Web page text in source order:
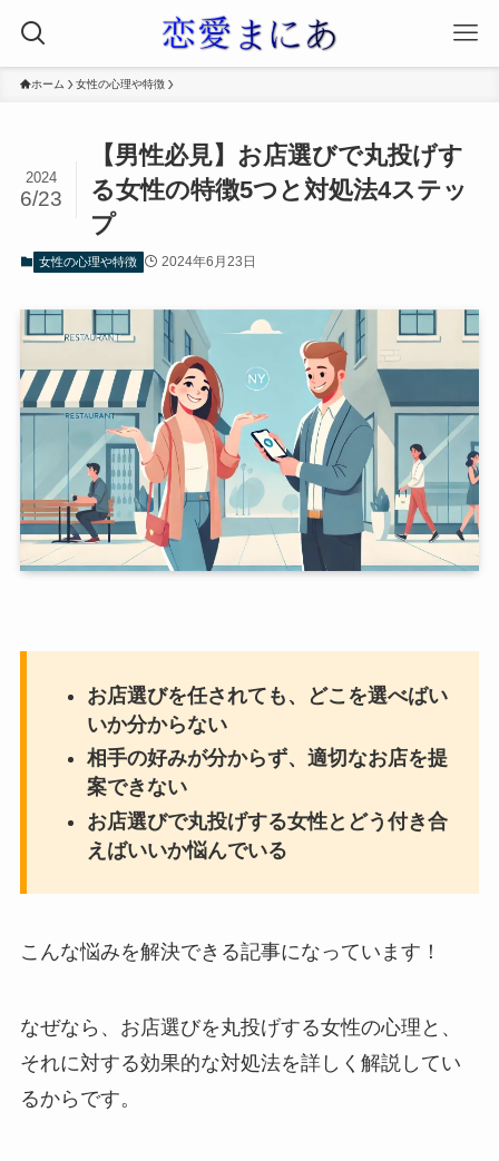
ホーム 女性の心理や特徴
【男性必見】お店選びで丸投げす
る女性の特徴5つと対処法4ステッ
プ
2024
6/23
女性の心理や特徴 2024年6月23日
お店選びを任されても、どこを選べばい
いか分からない
相手の好みが分からず、適切なお店を提
案できない
お店選びで丸投げする女性とどう付き合
えばいいか悩んでいる
こんな悩みを解決できる記事になっています！
なぜなら、お店選びを丸投げする女性の心理と、
それに対する効果的な対処法を詳しく解説してい
るからです。